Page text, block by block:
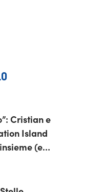
Cristian e
Island
(e